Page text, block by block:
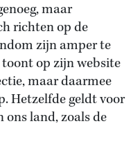
maar
richten op de
zijn amper te
op zijn website
maar daarmee
Hetzelfde geldt voor
ons land, zoals de